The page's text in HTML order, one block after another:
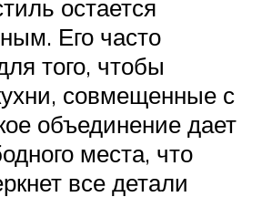
остается
Его часто
того, чтобы
совмещенные с
объединение дает
места, что
все детали